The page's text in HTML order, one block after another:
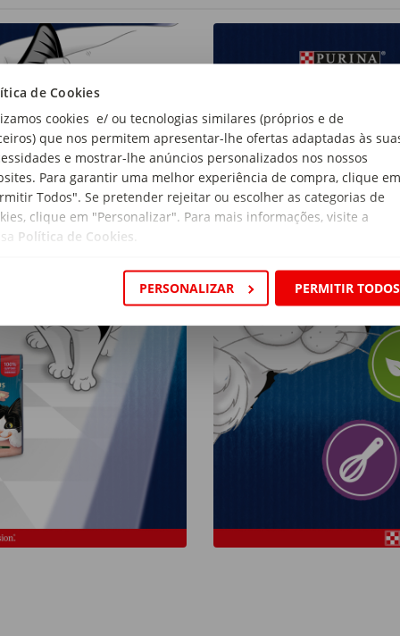
de Cookies
cookies e/ ou tecnologias similares (próprios e de
que nos permitem apresentar-lhe ofertas adaptadas às
e mostrar-lhe anúncios personalizados nos nossos
Para garantir uma melhor experiência de compra, clique em
Todos". Se pretender rejeitar ou escolher as categorias de
clique em "Personalizar". Para mais informações, visite a
Política de Cookies
PERSONALIZAR PERMITIR TODOS
de produto:
os Portes
Recomendada: